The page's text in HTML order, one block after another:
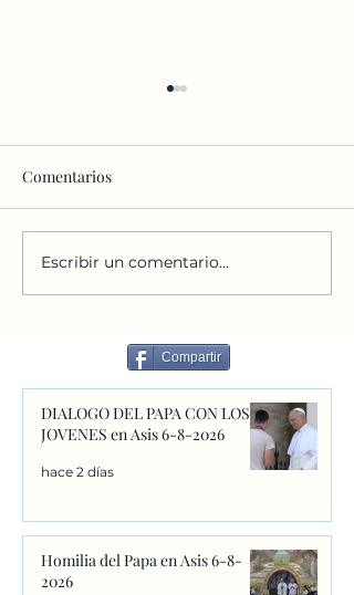
Homilia del Papa en Asis
6-8-2026
Comentarios
Escribir un comentario...
Compartir
DIALOGO DEL PAPA CON LOS
JOVENES en Asis 6-8-2026
hace 2 días
Homilia del Papa en Asis 6-8-
2026